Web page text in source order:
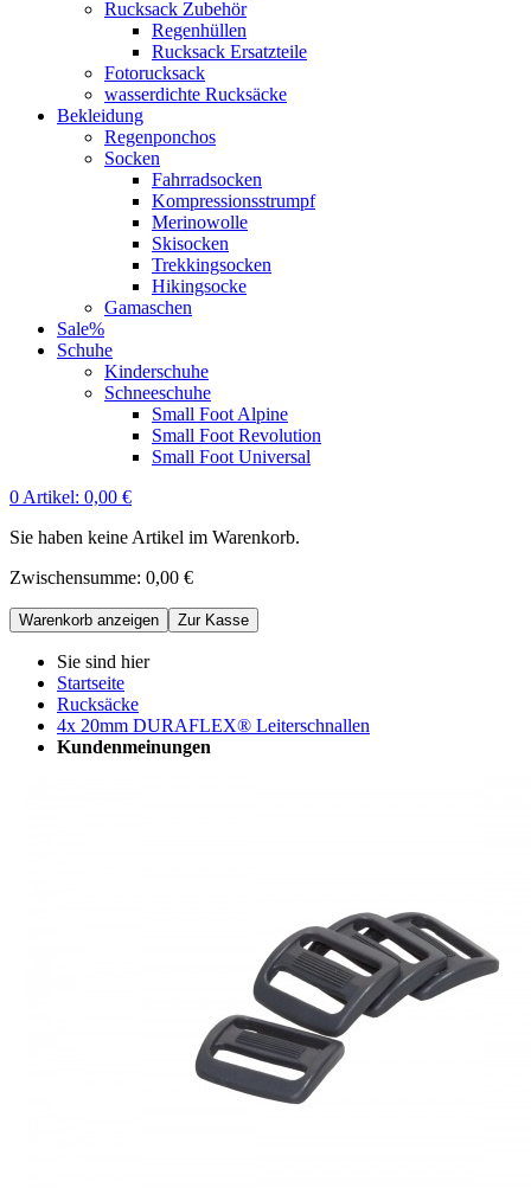
Rucksack Zubehör
Regenhüllen
Rucksack Ersatzteile
Fotorucksack
wasserdichte Rucksäcke
Bekleidung
Regenponchos
Socken
Fahrradsocken
Kompressionsstrumpf
Merinowolle
Skisocken
Trekkingsocken
Hikingsocke
Gamaschen
Sale%
Schuhe
Kinderschuhe
Schneeschuhe
Small Foot Alpine
Small Foot Revolution
Small Foot Universal
0 Artikel: 0,00 €
Sie haben keine Artikel im Warenkorb.
Zwischensumme: 0,00 €
Warenkorb anzeigen Zur Kasse
Sie sind hier
Startseite
Rucksäcke
4x 20mm DURAFLEX® Leiterschnallen
Kundenmeinungen